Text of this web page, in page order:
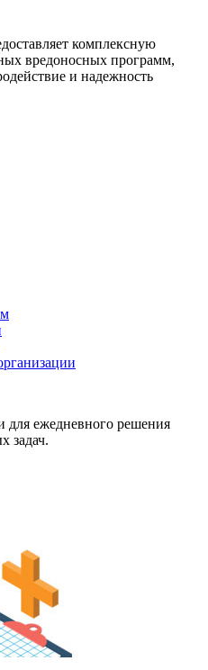
комплексную
вредоносных программ,
и надежность
ежедневного решения
задач.